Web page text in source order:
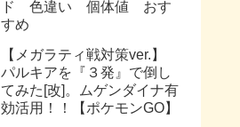
ド 色違い 個体値 おす
すめ
【メガラティ戦対策ver.】
パルキアを『３発』で倒し
てみた[改]。ムゲンダイナ有
効活用！！【ポケモンGO】